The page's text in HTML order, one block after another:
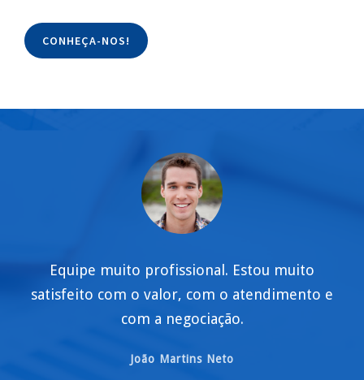
CONHEÇA-NOS!
Equipe muito profissional. Estou muito
satisfeito com o valor, com o atendimento e
com a negociação.
João Martins Neto